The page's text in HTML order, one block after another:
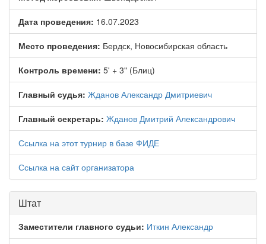
Дата проведения: 16.07.2023
Место проведения: Бердск, Новосибирская область
Контроль времени: 5' + 3" (Блиц)
Главный судья: Жданов Александр Дмитриевич
Главный секретарь: Жданов Дмитрий Александрович
Ссылка на этот турнир в базе ФИДЕ
Ссылка на сайт организатора
Штат
Заместители главного судьи: Иткин Александр